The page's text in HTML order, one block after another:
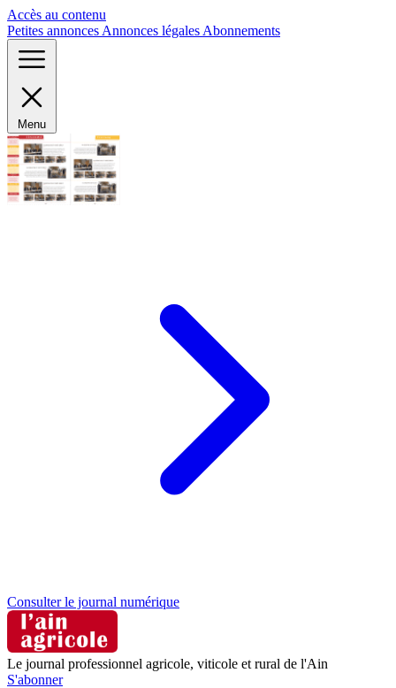
Accès au contenu
Petites annonces Annonces légales Abonnements
Menu
Consulter le journal numérique
Le journal professionnel agricole, viticole et rural de l'Ain
S'abonner
Panneau de gestion des cookies